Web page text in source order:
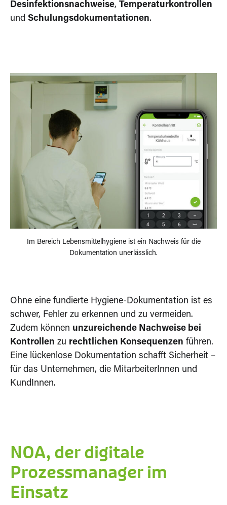
Desinfektionsnachweise, Temperaturkontrollen
und Schulungsdokumentationen.
Im Bereich Lebensmittelhygiene ist ein Nachweis für die
Dokumentation unerlässlich.
Ohne eine fundierte Hygiene-Dokumentation ist es
schwer, Fehler zu erkennen und zu vermeiden.
Zudem können unzureichende Nachweise bei
Kontrollen zu rechtlichen Konsequenzen führen.
Eine lückenlose Dokumentation schafft Sicherheit –
für das Unternehmen, die MitarbeiterInnen und
KundInnen.
NOA, der digitale
Prozessmanager im
Einsatz